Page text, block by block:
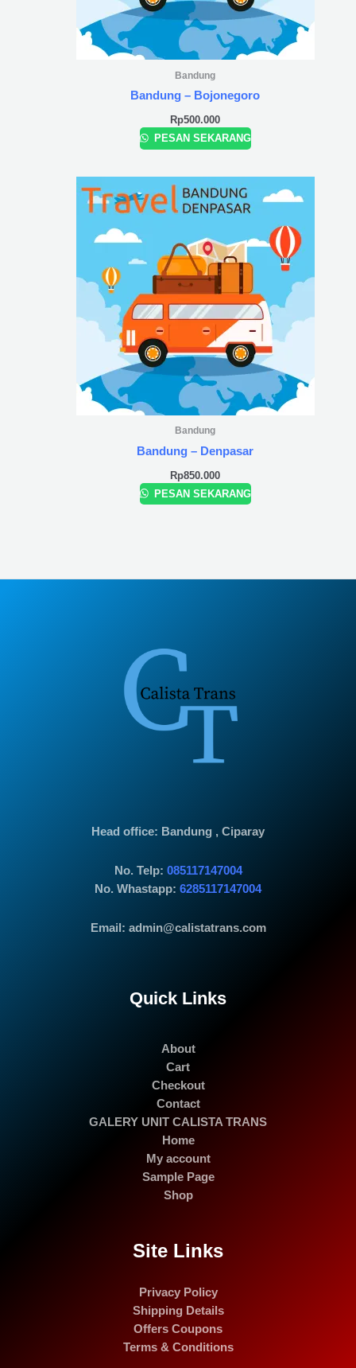
Bandung
Bandung – Bojonegoro
Rp500.000
PESAN SEKARANG
Bandung
Bandung – Denpasar
Rp850.000
PESAN SEKARANG
Head office: Bandung , Ciparay
No. Telp: 085117147004
No. Whastapp: 6285117147004
Email: admin@calistatrans.com
Quick Links
About
Cart
Checkout
Contact
GALERY UNIT CALISTA TRANS
Home
My account
Sample Page
Shop
Site Links
Privacy Policy
Shipping Details
Offers Coupons
Terms & Conditions